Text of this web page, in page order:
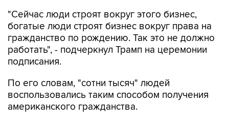
"Сейчас люди строят вокруг этого бизнес,
богатые люди строят бизнес вокруг права на
гражданство по рождению. Так это не должно
работать", - подчеркнул Трамп на церемонии
подписания.
По его словам, "сотни тысяч" людей
воспользовались таким способом получения
американского гражданства.